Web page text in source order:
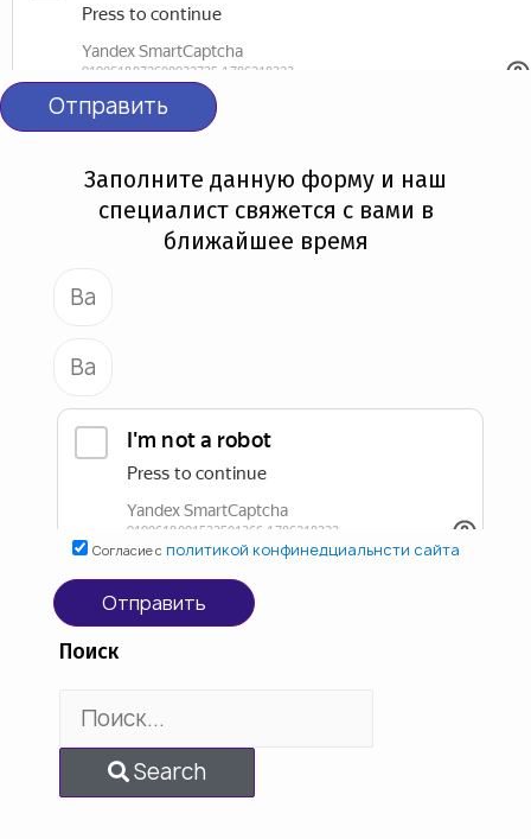
Отправить
Заполните данную форму и наш
специалист свяжется с вами в
ближайшее время
Согласие с политикой конфинедциальнсти сайта
Отправить
Поиск
Search